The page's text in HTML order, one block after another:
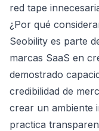
red tape
¿Por qué
Seobility es parte
marcas SaaS en
demostrado
credibilidad de
crear un ambiente
practica